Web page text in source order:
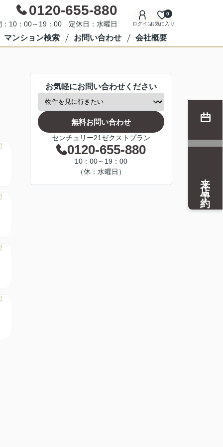
0120-655-880
：10：00～19：00 定休日：水曜日 ログインお気に入り
0
マンション検索 お問い合わせ 会社概要
お気軽にお問い合わせください
無料お問い合わせ
センチュリー21ゼクストプラン
0120-655-880
10：00～19：00
（休：水曜日）
来店予約